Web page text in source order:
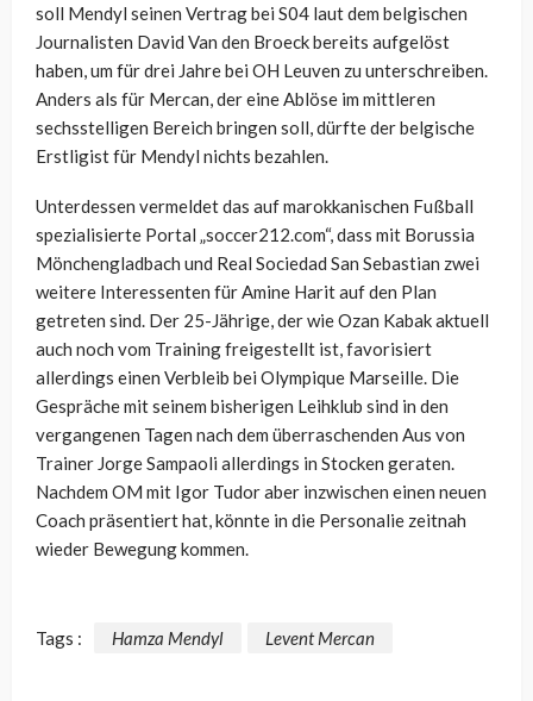
soll Mendyl seinen Vertrag bei S04 laut dem belgischen
Journalisten David Van den Broeck bereits aufgelöst
haben, um für drei Jahre bei OH Leuven zu unterschreiben.
Anders als für Mercan, der eine Ablöse im mittleren
sechsstelligen Bereich bringen soll, dürfte der belgische
Erstligist für Mendyl nichts bezahlen.
Unterdessen vermeldet das auf marokkanischen Fußball
spezialisierte Portal „soccer212.com“, dass mit Borussia
Mönchengladbach und Real Sociedad San Sebastian zwei
weitere Interessenten für Amine Harit auf den Plan
getreten sind. Der 25-Jährige, der wie Ozan Kabak aktuell
auch noch vom Training freigestellt ist, favorisiert
allerdings einen Verbleib bei Olympique Marseille. Die
Gespräche mit seinem bisherigen Leihklub sind in den
vergangenen Tagen nach dem überraschenden Aus von
Trainer Jorge Sampaoli allerdings in Stocken geraten.
Nachdem OM mit Igor Tudor aber inzwischen einen neuen
Coach präsentiert hat, könnte in die Personalie zeitnah
wieder Bewegung kommen.
Tags : Hamza Mendyl Levent Mercan